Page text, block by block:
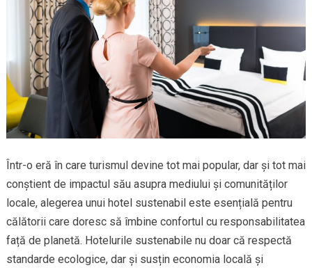
Într-o eră în care turismul devine tot mai popular, dar și tot mai
conștient de impactul său asupra mediului și comunităților
locale, alegerea unui hotel sustenabil este esențială pentru
călătorii care doresc să îmbine confortul cu responsabilitatea
față de planetă. Hotelurile sustenabile nu doar că respectă
standarde ecologice, dar și susțin economia locală și